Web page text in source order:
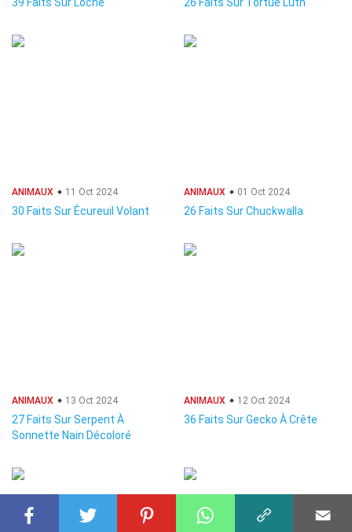
ANIMAUX 11 Oct 2024
30 Faits Sur Écureuil Volant
ANIMAUX 01 Oct 2024
26 Faits Sur Chuckwalla
ANIMAUX 13 Oct 2024
27 Faits Sur Serpent À
Sonnette Nain Décoloré
ANIMAUX 12 Oct 2024
36 Faits Sur Gecko À Crête